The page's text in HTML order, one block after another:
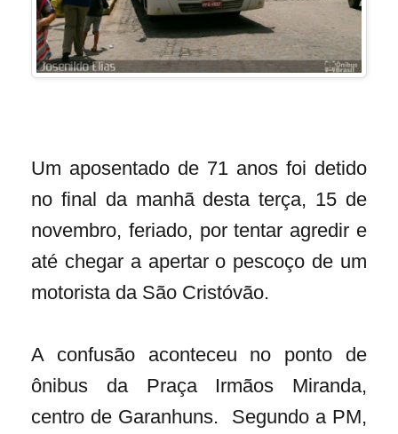
Um aposentado de 71 anos foi detido
no final da manhã desta terça, 15 de
novembro, feriado, por tentar agredir e
até chegar a apertar o pescoço de um
motorista da São Cristóvão.
A confusão aconteceu no ponto de
ônibus da Praça Irmãos Miranda,
centro de Garanhuns. Segundo a PM,